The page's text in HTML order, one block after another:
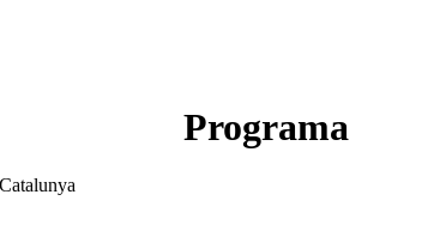
Programa